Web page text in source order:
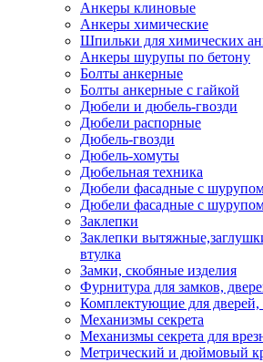
Анкеры клиновые
Анкеры химические
Шпильки для химических
Анкеры шурупы по бетону
Болты анкерные
Болты анкерные с гайкой
Дюбели и дюбель-гвозди
Дюбели распорные
Дюбель-гвозди
Дюбель-хомуты
Дюбельная техника
Дюбели фасадные с
Дюбели фасадные с
Заклепки
Заклепки
втулка
Замки, скобяные изделия
Фурнитура для замков,
Комплектующие для дверей,
Механизмы секрета
Механизмы секрета для
Метрический и дюймовый